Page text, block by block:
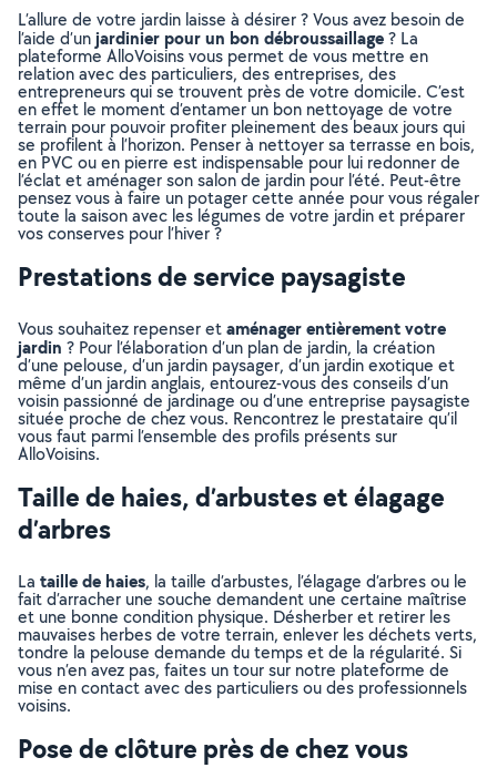
L’allure de votre jardin laisse à désirer ? Vous avez besoin de
l’aide d’unjardinier pour un bon débroussaillage? La
plateforme AlloVoisins vous permet de vous mettre en
relation avec des particuliers, des entreprises, des
entrepreneurs qui se trouvent près de votre domicile. C’est
en effet le moment d’entamer un bon nettoyage de votre
terrain pour pouvoir profiter pleinement des beaux jours qui
se profilent à l’horizon. Penser à nettoyer sa terrasse en bois,
en PVC ou en pierre est indispensable pour lui redonner de
l’éclat et aménager son salon de jardin pour l’été. Peut-être
pensez vous à faire un potager cette année pour vous régaler
toute la saison avec les légumes de votre jardin et préparer
vos conserves pour l’hiver ?
Prestations de service paysagiste
Vous souhaitez repenser etaménager entièrement votre
jardin ? Pour l’élaboration d’un plan de jardin, la création
d’une pelouse, d’un jardin paysager, d’un jardin exotique et
même d’un jardin anglais, entourez-vous des conseils d’un
voisin passionné de jardinage ou d’une entreprise paysagiste
située proche de chez vous. Rencontrez le prestataire qu’il
vous faut parmi l’ensemble des profils présents sur
AlloVoisins.
Taille de haies, d’arbustes et élagage
d’arbres
La taille de haies, la taille d’arbustes, l’élagage d’arbres ou le
fait d’arracher une souche demandent une certaine maîtrise
et une bonne condition physique. Désherber et retirer les
mauvaises herbes de votre terrain, enlever les déchets verts,
tondre la pelouse demande du temps et de la régularité. Si
vous n’en avez pas, faites un tour sur notre plateforme de
mise en contact avec des particuliers ou des professionnels
voisins.
Pose de clôture près de chez vous